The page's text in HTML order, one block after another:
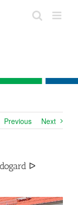
Previous Next
ᐅ